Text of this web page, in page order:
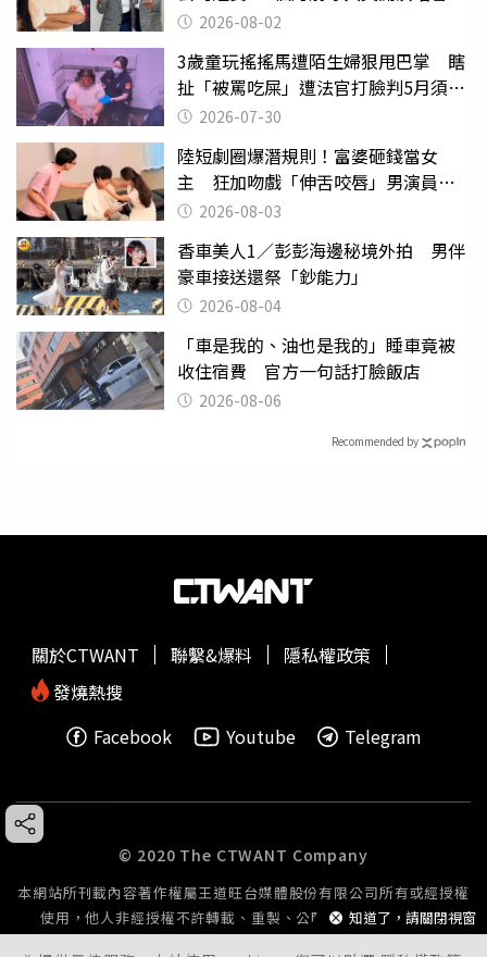
2026-08-02
3歲童玩搖搖馬遭陌生婦狠甩巴掌 瞎
扯「被罵吃屎」遭法官打臉判5月須入
監 2026-07-30
陸短劇圈爆潛規則！富婆砸錢當女
主 狂加吻戲「伸舌咬唇」男演員崩
潰 2026-08-03
香車美人1／彭彭海邊秘境外拍 男伴
豪車接送還祭「鈔能力」
2026-08-04
「車是我的、油也是我的」睡車竟被
收住宿費 官方一句話打臉飯店
2026-08-06
Recommended by
知道了，請關閉視窗
關於CTWANT 聯繫&爆料
隱私權政策
發燒熱搜
Facebook
Youtube Telegram
© 2020 The CTWANT Company
本網站所刊載內容著作權屬王道旺台媒體股份有限公司所有或經授權
使用，他人非經授權不許轉載、重製、公開播送或公開傳輸。